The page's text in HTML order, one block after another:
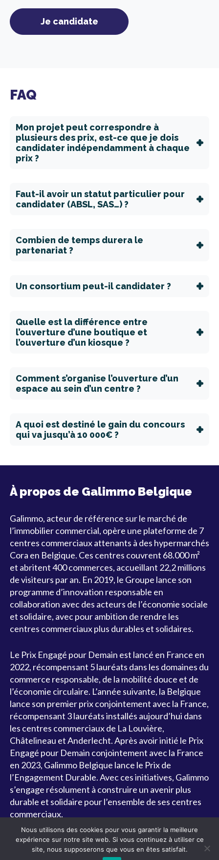
Je candidate
FAQ
Mon projet peut correspondre à
plusieurs des prix, est-ce que je dois
candidater indépendamment à chaque
prix ?
Faut-il avoir un statut particulier pour
candidater (ABSL, SAS…) ?
Combien de temps durera le
partenariat ?
Un consortium peut-il candidater ?
Quelle est la différence entre
l’ouverture d’une boutique et
l’ouverture d’un kiosque ?
Comment s’organise l’ouverture d’un
espace au sein d’un centre ?
A quoi est destiné le gain du concours
qui va jusqu’à 10 000€ ?
À propos de Galimmo Belgique
Galimmo, acteur de référence sur le marché de
l’immobilier commercial, opère une plateforme de 7
centres commerciaux attenants à des hypermarchés
Cora en Belgique. Ces centres couvrent 68.000 m²
et abritent 400 commerces, accueillant 22,2 millions
de visiteurs par an. En 2019, le Groupe lance son
programme d’innovation responsable en
collaboration avec des acteurs de l’économie sociale
et solidaire, avec pour ambition de rendre les
centres commerciaux plus durables et solidaires.
Le Prix Engagé pour Demain est lancé en France en
2022, récompensant 5 lauréats dans les domaines du
commerce responsable, de la mobilité douce et de
l’économie circulaire. L’année suivante, la Belgique
lance son premier prix conjointement avec la France,
récompensant 3 lauréats installés aujourd’hui dans
les centres commerciaux de La Louvière,
Châtelineau et Anderlecht.Après avoir initié le Prix
Engagé pour Demain conjointement avec la France
en 2023, Galimmo Belgique lance le Prix de
l’Engagement Durable.Avec ces initiatives, Galimmo
s’engage résolument à construire un avenir plus
durable et solidaire pour l’ensemble de ses centres
commerciaux.
Nous utilisons des cookies pour vous garantir la meilleure
expérience sur notre site web. Si vous continuez à utiliser ce
site, nous supposerons que vous en êtes satisfait.